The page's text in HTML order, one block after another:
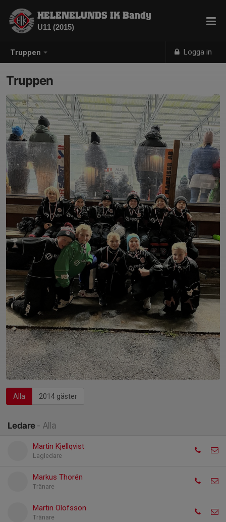
Truppen Logga in
HELENELUNDS IK Bandy
U11 (2015)
Truppen
Alla 2014 gäster
Ledare - Alla
Martin Kjellqvist
Lagledare
Markus Thorén
Tränare
Martin Olofsson
Tränare